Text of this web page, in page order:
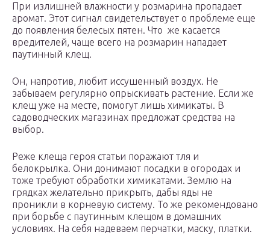
При излишней влажности у розмарина пропадает
аромат. Этот сигнал свидетельствует о проблеме еще
до появления белесых пятен. Что же касается
вредителей, чаще всего на розмарин нападает
паутинный клещ.
Он, напротив, любит иссушенный воздух. Не
забываем регулярно опрыскивать растение. Если же
клещ уже на месте, помогут лишь химикаты. В
садоводческих магазинах предложат средства на
выбор.
Реже клеща героя статьи поражают тля и
белокрылка. Они донимают посадки в огородах и
тоже требуют обработки химикатами. Землю на
грядках желательно прикрыть, дабы яды не
проникли в корневую систему. То же рекомендовано
при борьбе с паутинным клещом в домашних
условиях. На себя надеваем перчатки, маску, платки.